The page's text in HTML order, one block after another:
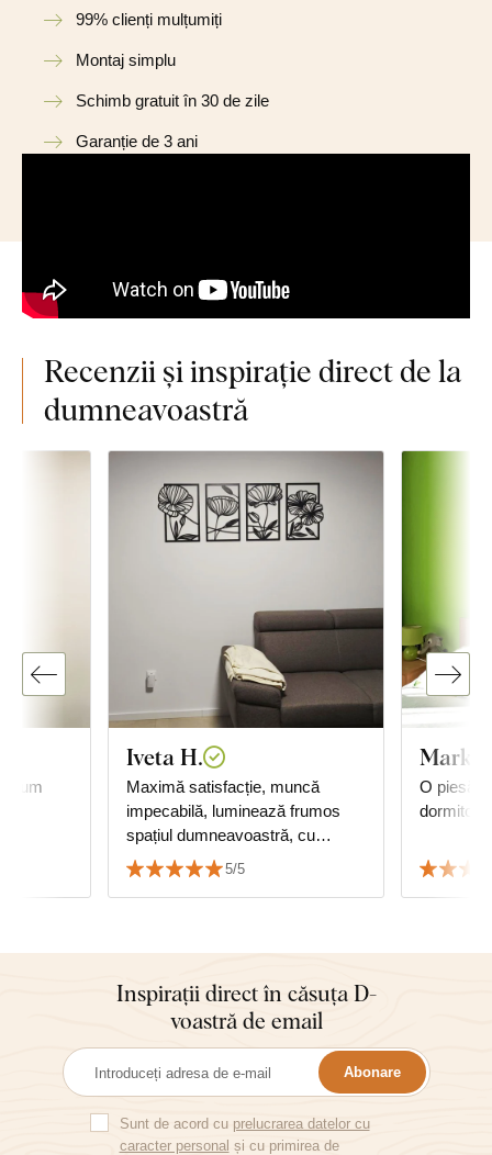
99% clienți mulțumiți
Montaj simplu
Schimb gratuit în 30 de zile
Garanție de 3 ani
Recenzii și inspirație direct de la
dumneavoastră
cum
Iveta H.
Maximă satisfacție, muncă
impecabilă, luminează frumos
spațiul dumneavoastră, cu
siguranță recomand.
5/5
O piesă
dormitor.
Inspirații direct în căsuța D-
voastră de email
Abonare
Sunt de acord cu prelucrarea datelor cu
caracter personal și cu primirea de